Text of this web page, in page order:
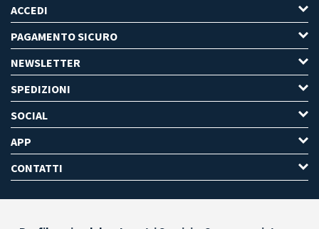
ACCEDI
PAGAMENTO SICURO
NEWSLETTER
SPEDIZIONI
SOCIAL
APP
CONTATTI